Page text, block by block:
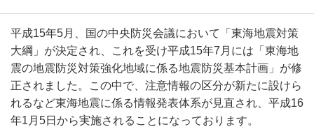
平成15年5月、国の中央防災会議において「東海地震対策
大綱」が決定され、これを受け平成15年7月には「東海地
震の地震防災対策強化地域に係る地震防災基本計画」が修
正されました。この中で、注意情報の区分が新たに設けら
れるなど東海地震に係る情報発表体系が見直され、平成16
年1月5日から実施されることになっております。